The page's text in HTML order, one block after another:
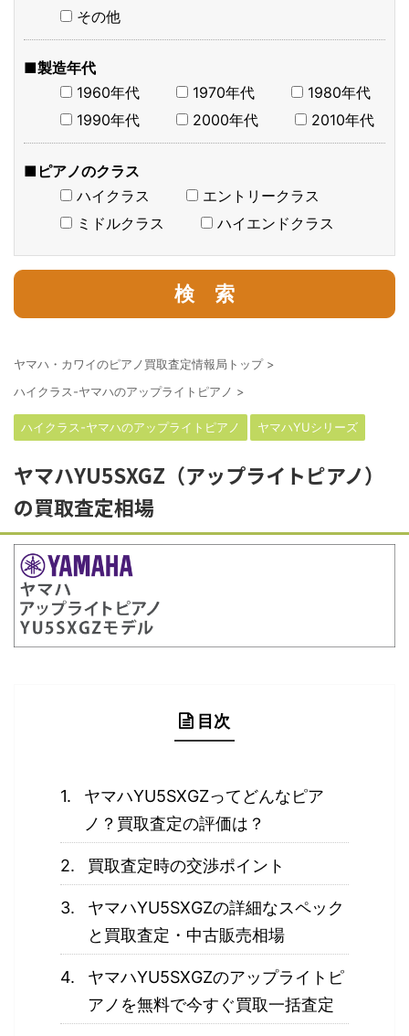
その他
■製造年代
1960年代
1970年代
1980年代
1990年代
2000年代 2010年代
■ピアノのクラス
ハイクラス
エントリークラス
ミドルクラス
ハイエンドクラス
ヤマハ・カワイのピアノ買取査定情報局トップ>
ハイクラス-ヤマハのアップライトピアノ >
ハイクラス-ヤマハのアップライトピアノ ヤマハYUシリーズ
ヤマハYU5SXGZ（アップライトピアノ）
の買取査定相場
目次
ヤマハYU5SXGZってどんなピア
ノ？買取査定の評価は？
買取査定時の交渉ポイント
ヤマハYU5SXGZの詳細なスペック
と買取査定・中古販売相場
ヤマハYU5SXGZのアップライトピ
アノを無料で今すぐ買取一括査定